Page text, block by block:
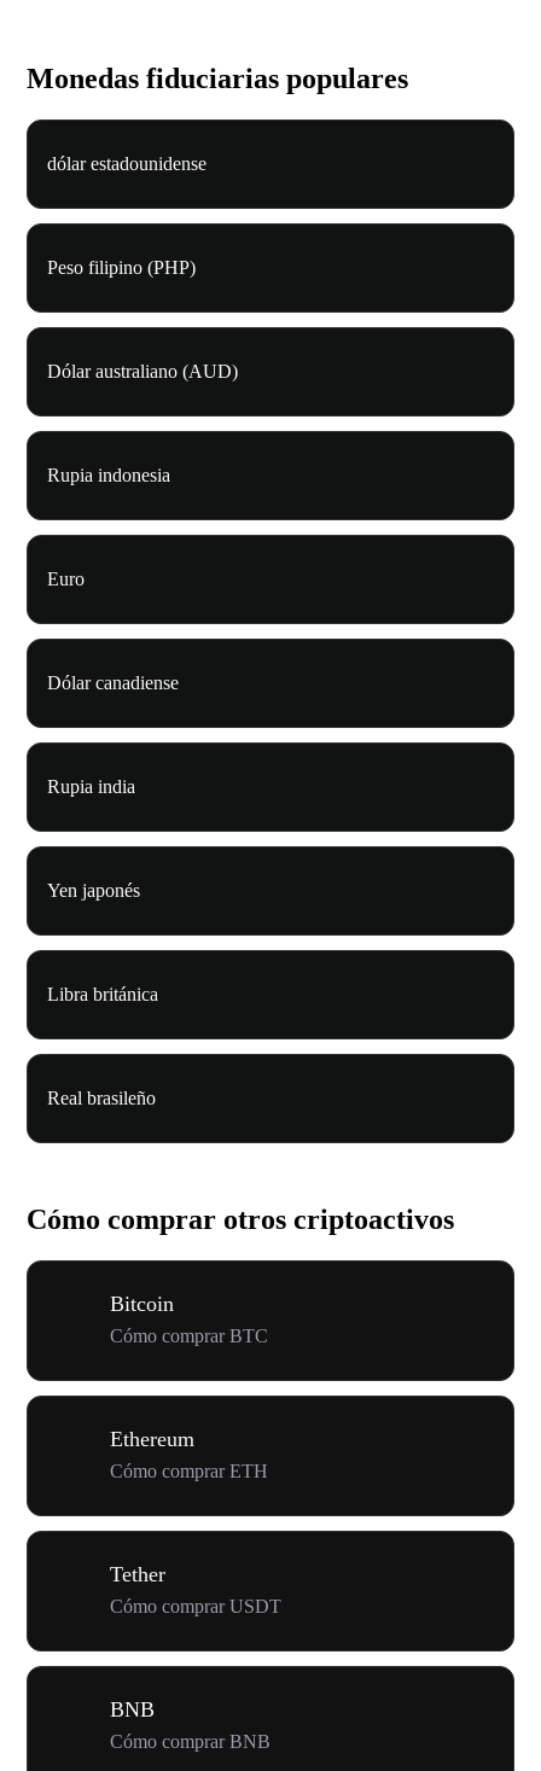
Monedas fiduciarias populares
dólar estadounidense
Peso filipino (PHP)
Dólar australiano (AUD)
Rupia indonesia
Euro
Dólar canadiense
Rupia india
Yen japonés
Libra británica
Real brasileño
Cómo comprar otros criptoactivos
Bitcoin
Cómo comprar BTC
Ethereum
Cómo comprar ETH
Tether
Cómo comprar USDT
BNB
Cómo comprar BNB